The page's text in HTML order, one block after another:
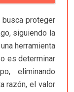
busca proteger
siguiendo la
herramienta
es determinar
eliminando
razón, el valor